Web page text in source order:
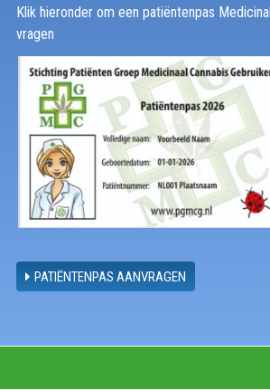
Klik hieronder om een patiëntenpas
vragen
PATIËNTENPAS AANVRAGEN